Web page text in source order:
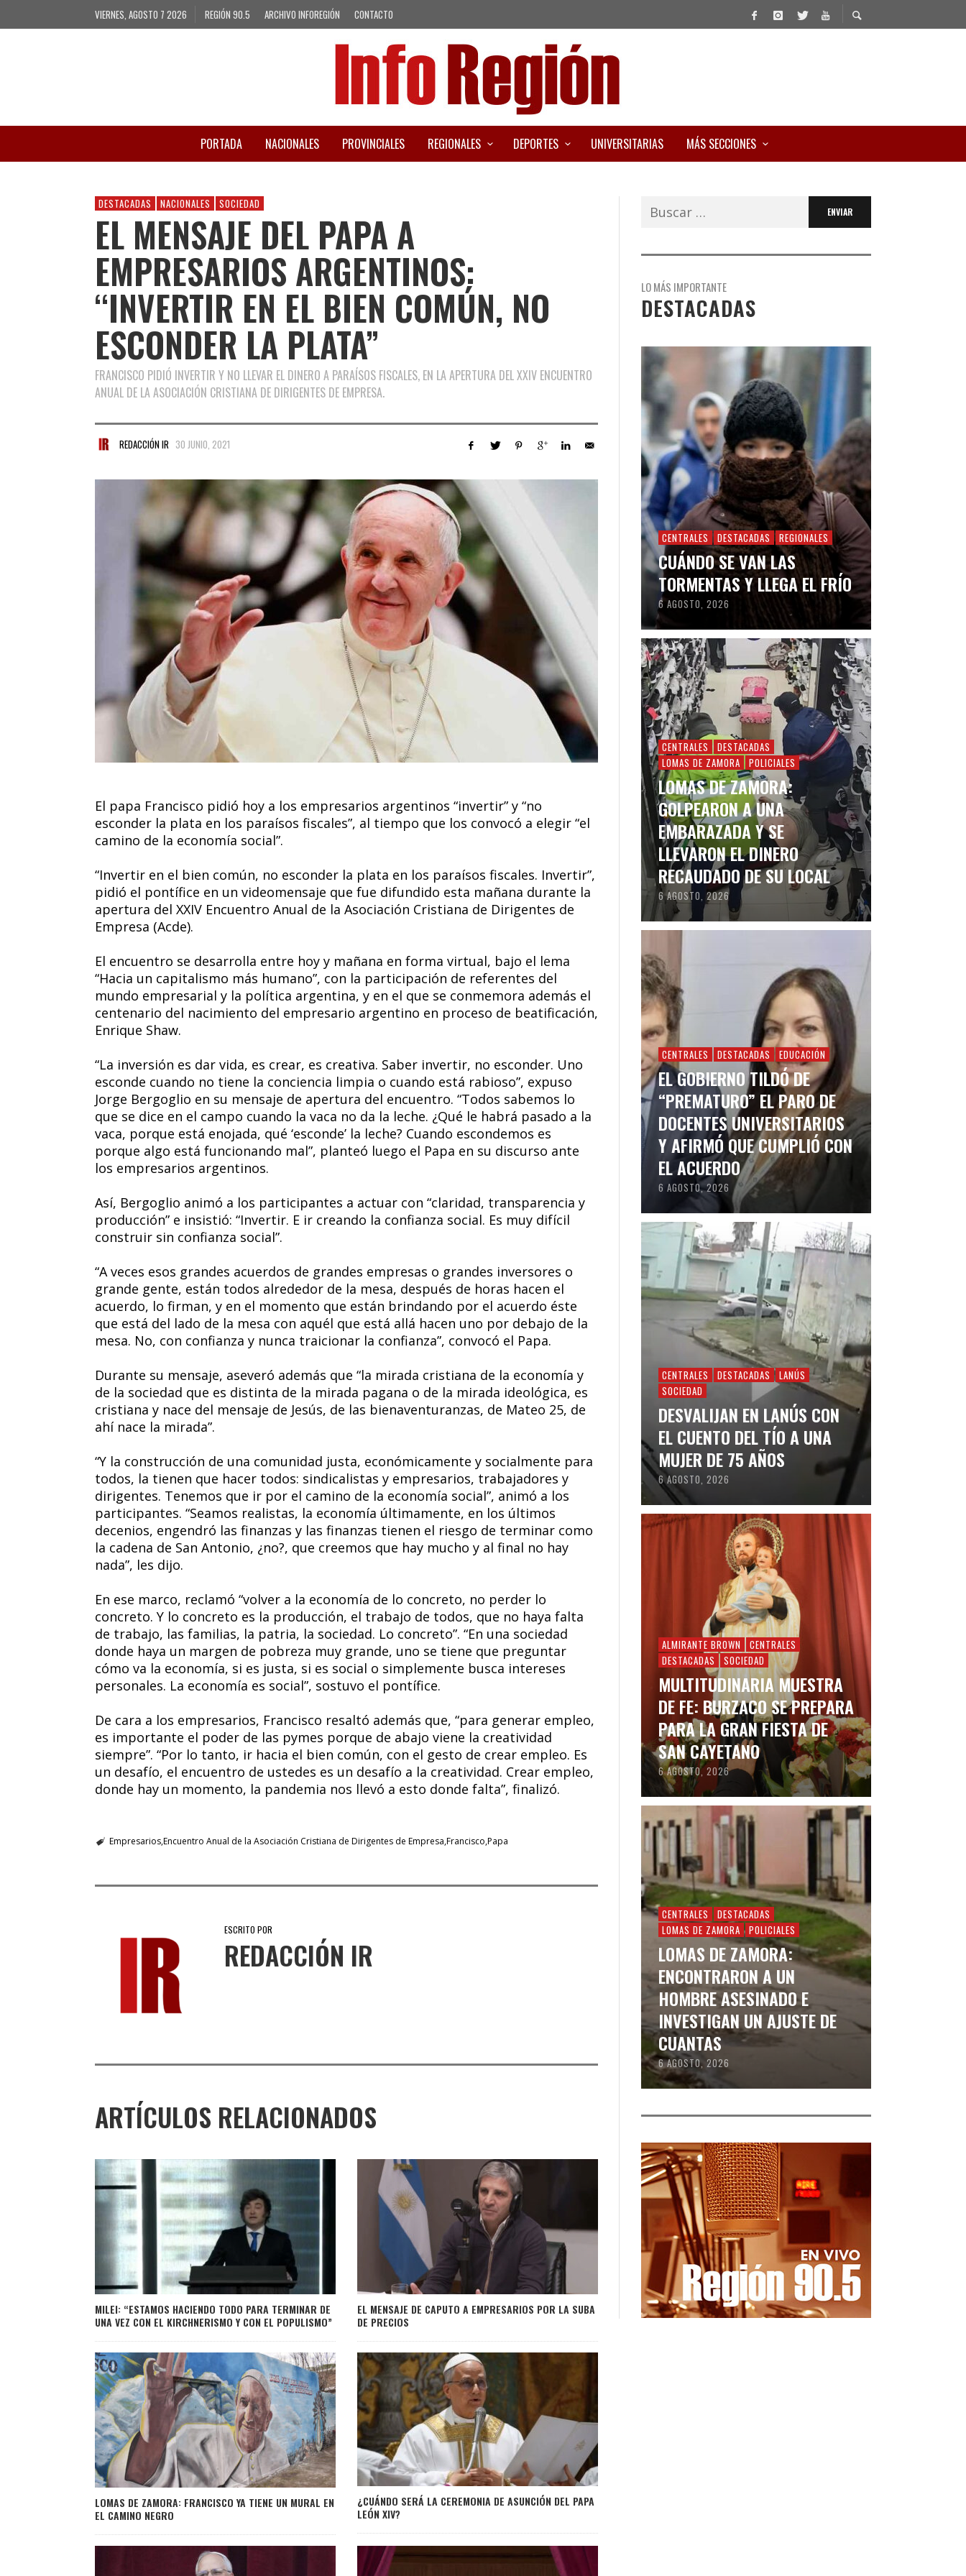
VIERNES, AGOSTO 7 2026 REGIÓN 90.5 ARCHIVO INFOREGIÓN CONTACTO
PORTADA NACIONALES PROVINCIALES REGIONALES DEPORTES UNIVERSITARIAS MÁS SECCIONES
DESTACADAS NACIONALES SOCIEDAD
EL MENSAJE DEL PAPA A
EMPRESARIOS ARGENTINOS:
“INVERTIR EN EL BIEN COMÚN, NO
ESCONDER LA PLATA”
FRANCISCO PIDIÓ INVERTIR Y NO LLEVAR EL DINERO A PARAÍSOS FISCALES, EN LA APERTURA DEL XXIV ENCUENTRO
ANUAL DE LA ASOCIACIÓN CRISTIANA DE DIRIGENTES DE EMPRESA.
REDACCIÓN IR 30 JUNIO, 2021
El papa Francisco pidió hoy a los empresarios argentinos “invertir” y “no
esconder la plata en los paraísos fiscales”, al tiempo que los convocó a elegir “el
camino de la economía social”.
“Invertir en el bien común, no esconder la plata en los paraísos fiscales. Invertir”,
pidió el pontífice en un videomensaje que fue difundido esta mañana durante la
apertura del XXIV Encuentro Anual de la Asociación Cristiana de Dirigentes de
Empresa (Acde).
El encuentro se desarrolla entre hoy y mañana en forma virtual, bajo el lema
“Hacia un capitalismo más humano”, con la participación de referentes del
mundo empresarial y la política argentina, y en el que se conmemora además el
centenario del nacimiento del empresario argentino en proceso de beatificación,
Enrique Shaw.
“La inversión es dar vida, es crear, es creativa. Saber invertir, no esconder. Uno
esconde cuando no tiene la conciencia limpia o cuando está rabioso”, expuso
Jorge Bergoglio en su mensaje de apertura del encuentro. “Todos sabemos lo
que se dice en el campo cuando la vaca no da la leche. ¿Qué le habrá pasado a la
vaca, porque está enojada, qué ‘esconde’ la leche? Cuando escondemos es
porque algo está funcionando mal”, planteó luego el Papa en su discurso ante
los empresarios argentinos.
Así, Bergoglio animó a los participantes a actuar con “claridad, transparencia y
producción” e insistió: “Invertir. E ir creando la confianza social. Es muy difícil
construir sin confianza social”.
“A veces esos grandes acuerdos de grandes empresas o grandes inversores o
grande gente, están todos alrededor de la mesa, después de horas hacen el
acuerdo, lo firman, y en el momento que están brindando por el acuerdo éste
que está del lado de la mesa con aquél que está allá hacen uno por debajo de la
mesa. No, con confianza y nunca traicionar la confianza”, convocó el Papa.
Durante su mensaje, aseveró además que “la mirada cristiana de la economía y
de la sociedad que es distinta de la mirada pagana o de la mirada ideológica, es
cristiana y nace del mensaje de Jesús, de las bienaventuranzas, de Mateo 25, de
ahí nace la mirada”.
“Y la construcción de una comunidad justa, económicamente y socialmente para
todos, la tienen que hacer todos: sindicalistas y empresarios, trabajadores y
dirigentes. Tenemos que ir por el camino de la economía social”, animó a los
participantes. “Seamos realistas, la economía últimamente, en los últimos
decenios, engendró las finanzas y las finanzas tienen el riesgo de terminar como
la cadena de San Antonio, ¿no?, que creemos que hay mucho y al final no hay
nada”, les dijo.
En ese marco, reclamó “volver a la economía de lo concreto, no perder lo
concreto. Y lo concreto es la producción, el trabajo de todos, que no haya falta
de trabajo, las familias, la patria, la sociedad. Lo concreto”. “En una sociedad
donde haya un margen de pobreza muy grande, uno se tiene que preguntar
cómo va la economía, si es justa, si es social o simplemente busca intereses
personales. La economía es social”, sostuvo el pontífice.
De cara a los empresarios, Francisco resaltó además que, “para generar empleo,
es importante el poder de las pymes porque de abajo viene la creatividad
siempre”. “Por lo tanto, ir hacia el bien común, con el gesto de crear empleo. Es
un desafío, el encuentro de ustedes es un desafío a la creatividad. Crear empleo,
donde hay un momento, la pandemia nos llevó a esto donde falta”, finalizó.
EmpresariosEncuentro Anual de la Asociación Cristiana de Dirigentes de Empresa Francisco Papa
ESCRITO POR
REDACCIÓN IR
ARTÍCULOS RELACIONADOS
MILEI: “ESTAMOS HACIENDO TODO PARA TERMINAR DE
UNA VEZ CON EL KIRCHNERISMO Y CON EL POPULISMO”
EL MENSAJE DE CAPUTO A EMPRESARIOS POR LA SUBA
DE PRECIOS
LOMAS DE ZAMORA: FRANCISCO YA TIENE UN MURAL EN
EL CAMINO NEGRO
¿CUÁNDO SERÁ LA CEREMONIA DE ASUNCIÓN DEL PAPA
LEÓN XIV?
Buscar:
LO MÁS IMPORTANTE
DESTACADAS
CENTRALES DESTACADAS REGIONALES
CUÁNDO SE VAN LAS
TORMENTAS Y LLEGA EL FRÍO
6 AGOSTO, 2026
CENTRALES
DESTACADAS
LOMAS DE ZAMORA
POLICIALES
LOMAS DE ZAMORA:
GOLPEARON A UNA
EMBARAZADA Y SE
LLEVARON EL DINERO
RECAUDADO DE SU LOCAL
6 AGOSTO, 2026
CENTRALES DESTACADAS EDUCACIÓN
EL GOBIERNO TILDÓ DE
“PREMATURO” EL PARO DE
DOCENTES UNIVERSITARIOS
Y AFIRMÓ QUE CUMPLIÓ CON
EL ACUERDO
6 AGOSTO, 2026
CENTRALES DESTACADAS
LANÚS
SOCIEDAD
DESVALIJAN EN LANÚS CON
EL CUENTO DEL TÍO A UNA
MUJER DE 75 AÑOS
6 AGOSTO, 2026
ALMIRANTE BROWN
CENTRALES
DESTACADAS
SOCIEDAD
MULTITUDINARIA MUESTRA
DE FE: BURZACO SE PREPARA
PARA LA GRAN FIESTA DE
SAN CAYETANO
6 AGOSTO, 2026
CENTRALES
DESTACADAS
LOMAS DE ZAMORA
POLICIALES
LOMAS DE ZAMORA:
ENCONTRARON A UN
HOMBRE ASESINADO E
INVESTIGAN UN AJUSTE DE
CUANTAS
6 AGOSTO, 2026